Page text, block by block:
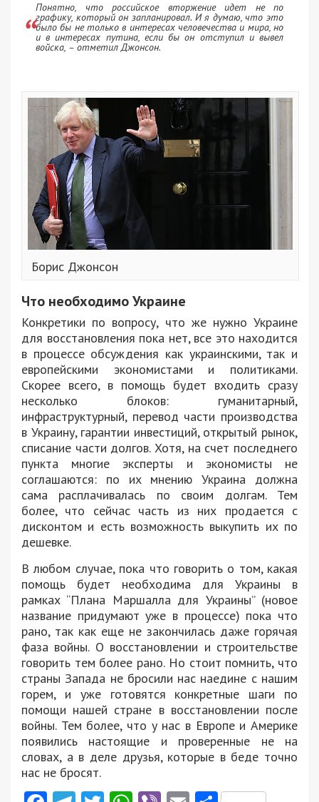
Понятно, что российское вторжение идет не по
графику, который он запланировал. И я думаю, что это
было бы не только в интересах человечества и мира, но
и в интересах путина, если бы он отступил и вывел
войска, – отметил Джонсон.
Борис Джонсон
Что необходимо Украине
Конкретики по вопросу, что же нужно Украине
для восстановления пока нет, все это находится
в процессе обсуждения как украинскими, так и
европейскими экономистами и политиками.
Скорее всего, в помощь будет входить сразу
несколько блоков: гуманитарный,
инфраструктурный, перевод части производства
в Украину, гарантии инвестиций, открытый рынок,
списание части долгов. Хотя, на счет последнего
пункта многие эксперты и экономисты не
соглашаются: по их мнению Украина должна
сама расплачивалась по своим долгам. Тем
более, что сейчас часть из них продается с
дисконтом и есть возможность выкупить их по
дешевке.
В любом случае, пока что говорить о том, какая
помощь будет необходима для Украины в
рамках “Плана Маршалла для Украины” (новое
название придумают уже в процессе) пока что
рано, так как еще не закончилась даже горячая
фаза войны. О восстановлении и строительстве
говорить тем более рано. Но стоит помнить, что
страны Запада не бросили нас наедине с нашим
горем, и уже готовятся конкретные шаги по
помощи нашей стране в восстановлении после
войны. Тем более, что у нас в Европе и Америке
появились настоящие и проверенные не на
словах, а в деле друзья, которые в беде точно
нас не бросят.